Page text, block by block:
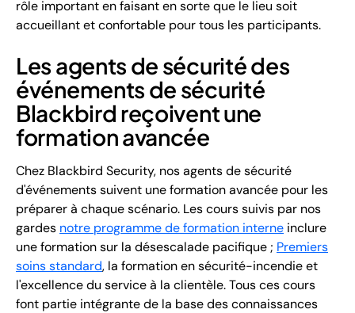
rôle important en faisant en sorte que le lieu soit
accueillant et confortable pour tous les participants.
Les agents de sécurité des
événements de sécurité
Blackbird reçoivent une
formation avancée
Chez Blackbird Security, nos agents de sécurité
d'événements suivent une formation avancée pour les
préparer à chaque scénario. Les cours suivis par nos
gardes notre programme de formation interne inclure
une formation sur la désescalade pacifique ; Premiers
soins standard, la formation en sécurité-incendie et
l'excellence du service à la clientèle. Tous ces cours
font partie intégrante de la base des connaissances